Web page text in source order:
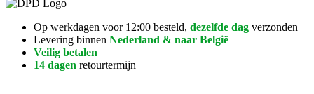
Op werkdagen voor 12:00 besteld, dezelfde dag verzonden
Levering binnen Nederland & naar België
Veilig betalen
14 dagen retourtermijn